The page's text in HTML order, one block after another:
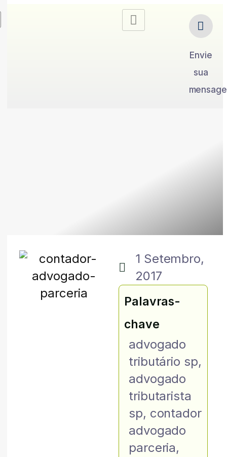
Envie
sua
1 Setembro,
2017
Palavras-
chave
advogado
tributário sp,
advogado
tributarista
sp, contador
advogado
parceria,